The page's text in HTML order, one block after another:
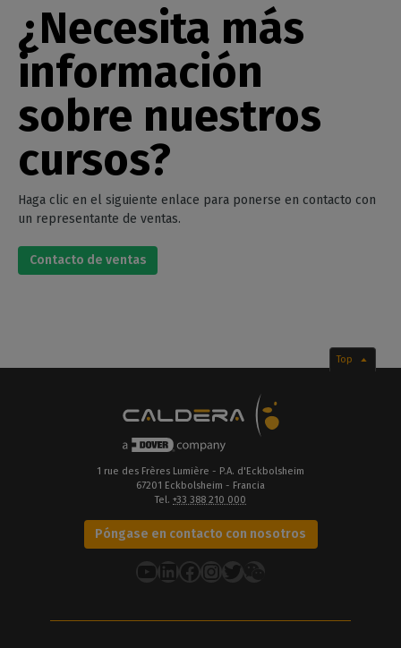
¿Necesita más
información
sobre nuestros
cursos?
Haga clic en el siguiente enlace para ponerse en contacto con
un representante de ventas.
Contacto de ventas
Top
1 rue des Frères Lumière - P.A. d'Eckbolsheim
67201 Eckbolsheim - Francia
Tel. +33 388 210 000
Póngase en contacto con nosotros
YouTube
LinkedIn
Facebook
Instagram
Twitter